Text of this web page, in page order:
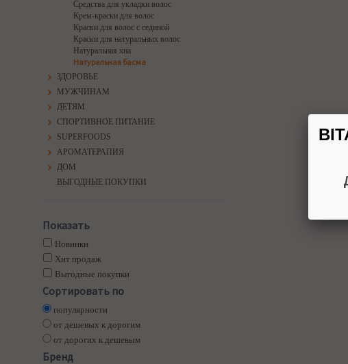
Средства для укладки волос
Крем-краски для волос
Краски для волос с сединой
Краски для натуральных волос
Натуральная хна
Натуральная басма
ЗДОРОВЬЕ
МУЖЧИНАМ
ДЕТЯМ
СПОРТИВНОЕ ПИТАНИЕ
SUPERFOODS
АРОМАТЕРАПИЯ
ДОМ
ВЫГОДНЫЕ ПОКУПКИ
Показать
Новинки
Хит продаж
Выгодные покупки
Сортировать по
популярности
от дешевых к дорогим
от дорогих к дешевым
Бренд